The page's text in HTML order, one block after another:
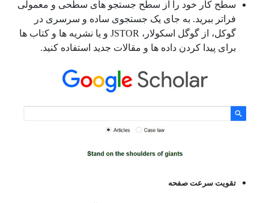
سطح کار خود را از سطح جستجو های سطحی و معمولی
فراتر ببرید. به جای یک جستجوی ساده و سرسری در
گوکل، از گوگل اسکولار، JSTOR و یا نشریه ها و کتاب ها
برای پیدا کردن داده ها و مقالات جدید استفاده کنید.
تقویت سرعت صفحه